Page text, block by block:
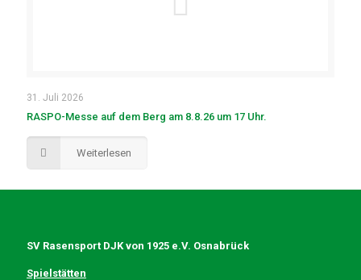
31. Juli 2026
RASPO-Messe auf dem Berg am 8.8.26 um 17 Uhr.
Weiterlesen
SV Rasensport DJK von 1925 e.V. Osnabrück
Spielstätten